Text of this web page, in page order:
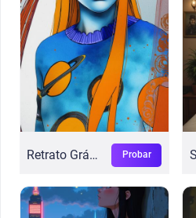
Retrato Gráfico Probar